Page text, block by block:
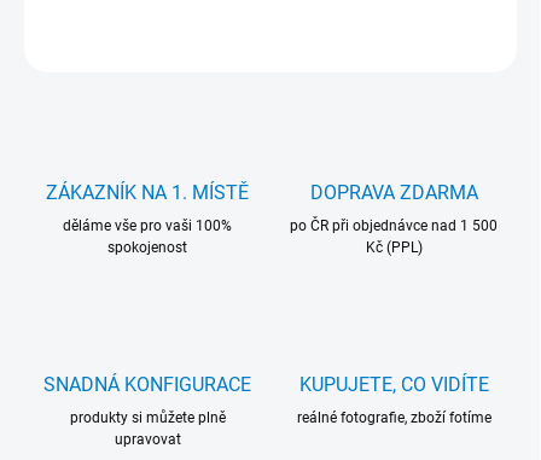
ZÁKAZNÍK NA 1. MÍSTĚ
děláme vše pro vaši 100%
spokojenost
DOPRAVA ZDARMA
po ČR při objednávce nad 1 500
Kč (PPL)
SNADNÁ KONFIGURACE
produkty si můžete plně
upravovat
KUPUJETE, CO VIDÍTE
reálné fotografie, zboží fotíme